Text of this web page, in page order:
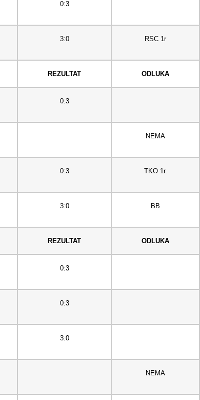
0:3
3:0 RSC 1r
REZULTAT ODLUKA
0:3
NEMA
0:3 TKO 1r.
3:0 BB
REZULTAT ODLUKA
0:3
0:3
3:0
NEMA